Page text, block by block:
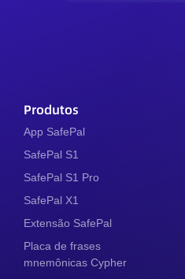
Produtos
App SafePal
SafePal S1
SafePal S1 Pro
SafePal X1
Extensão SafePal
Placa de frases
mnemônicas Cypher